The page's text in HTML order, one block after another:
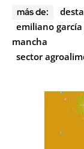
más de:
emiliano
mancha
sector